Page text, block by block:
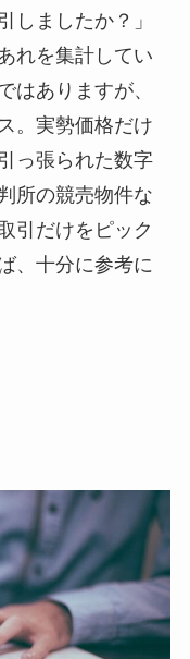
しましたか？」
れを集計してい
はありますが、
。実勢価格だけ
っ張られた数字
所の競売物件な
引だけをピック
、十分に参考に